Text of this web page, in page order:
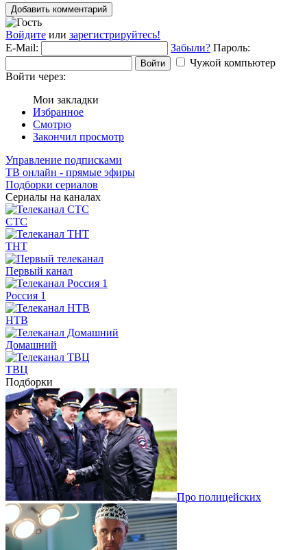
Добавить комментарий
Войдите или зарегистрируйтесь!
E-Mail:
Забыли? Пароль:
Войти
Чужой компьютер
Войти через:
Мои закладки
Избранное
Смотрю
Закончил просмотр
Управление подписками
ТВ онлайн - прямые эфиры
Подборки сериалов
Сериалы на каналах
СТС
ТНТ
Первый канал
Россия 1
НТВ
Домашний
ТВЦ
Подборки
Про полицейских